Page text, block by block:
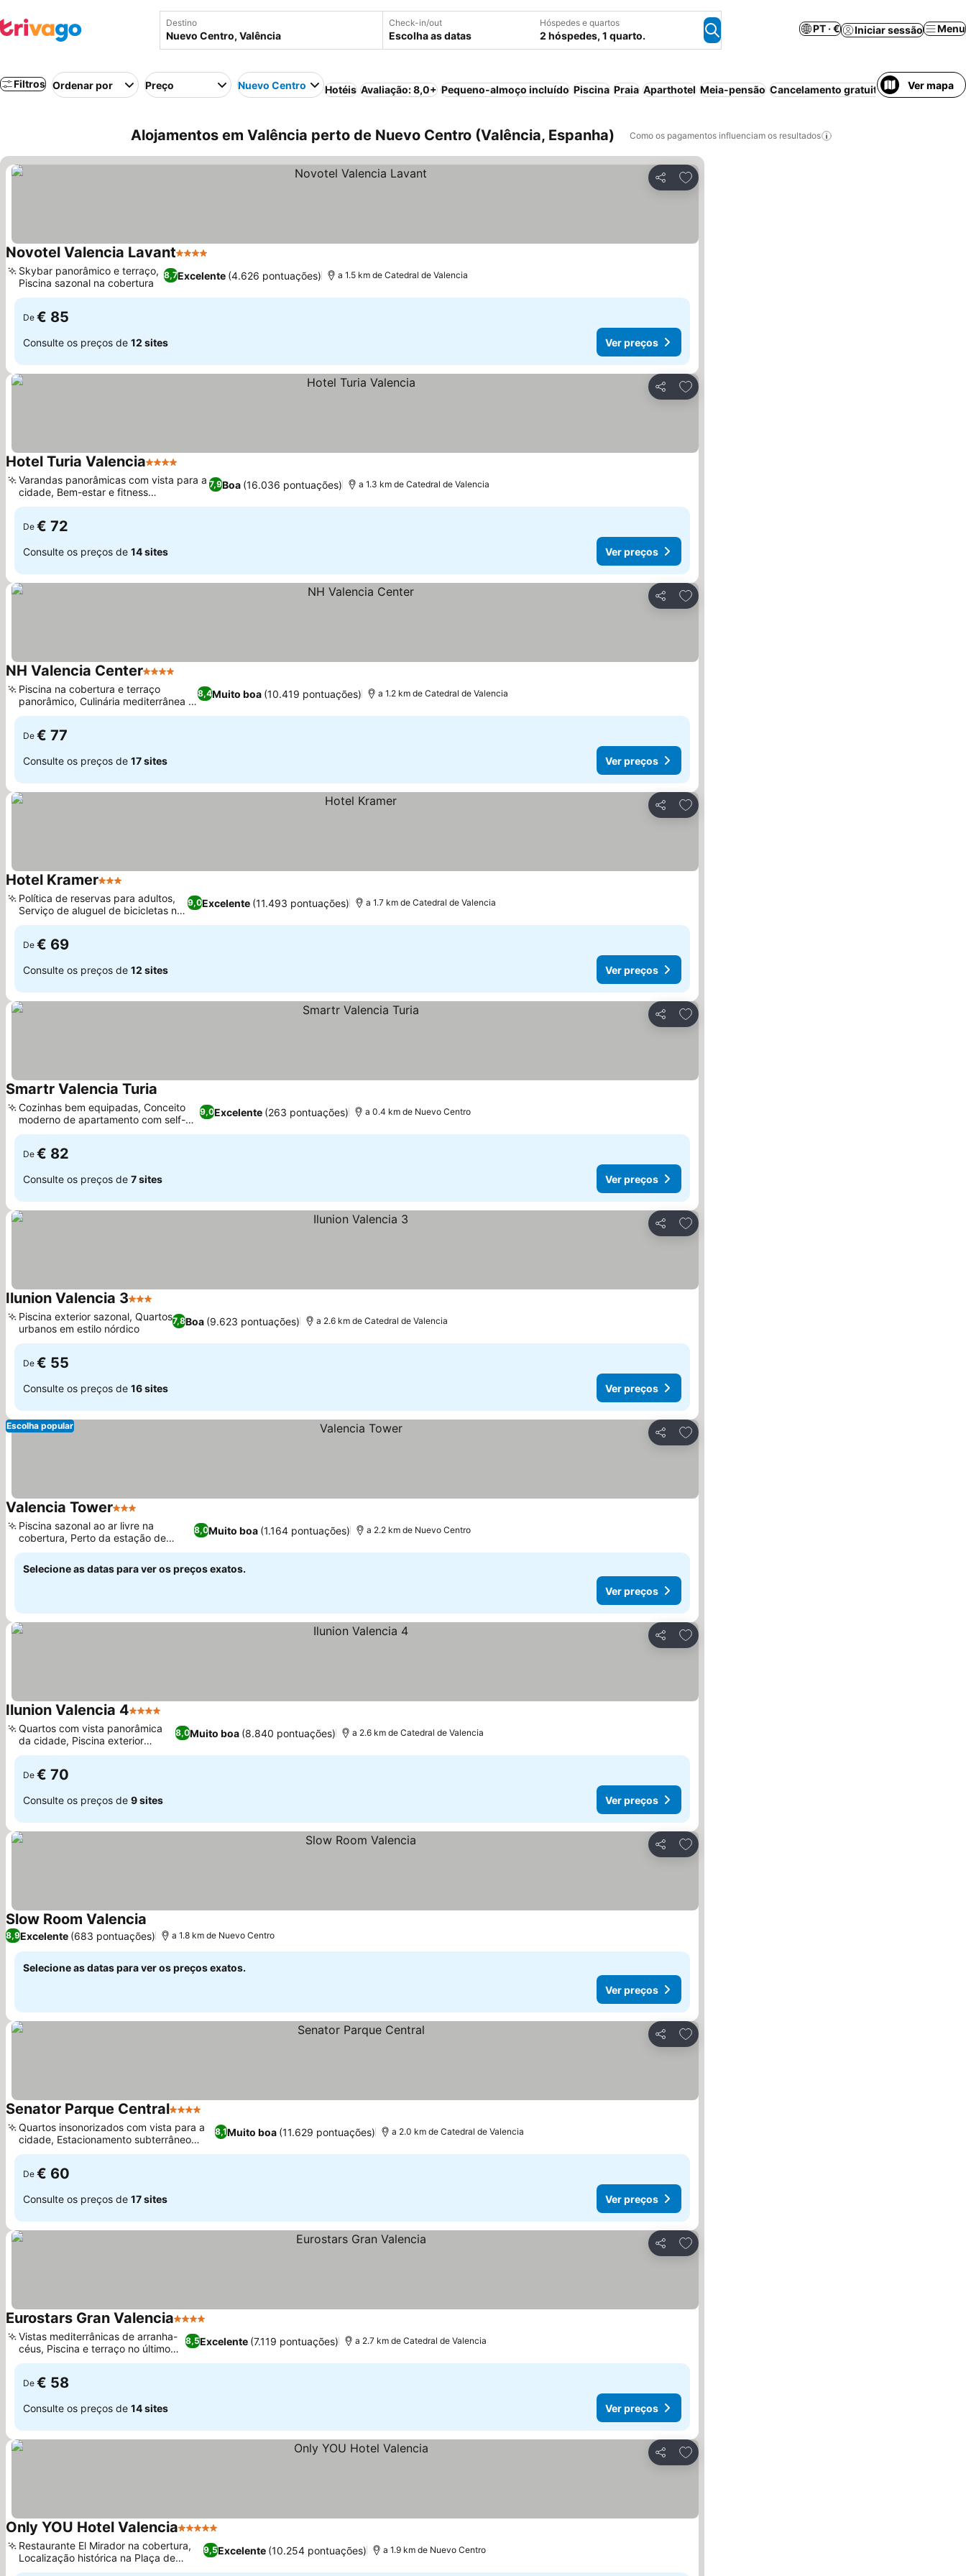
Destino Check-in/out
Escolha as datas
Hóspedes e quartos
2 hóspedes, 1 quarto.
PT · € Iniciar sessão Menu
Filtros Ordenar por Preço Nuevo Centro Hotéis Avaliação: 8,0+ Pequeno-almoço incluído Piscina Praia Aparthotel Meia-pensão Cancelamento gratuito Casa/Ver mapa
Alojamentos em Valência perto de Nuevo Centro (Valência, Espanha) Como os pagamentos influenciam os resultados
Partilhar
Adicionar aos favoritos
Novotel Valencia Lavant4 Estrelas
8,7Excelente (4.626 pontuações)
Skybar panorâmico e terraço,
Piscina sazonal na cobertura
a 1.5 km de Catedral de Valencia
De € 85
Consulte os preços de 12 sites Ver preços
Partilhar
Adicionar aos favoritos
Hotel Turia Valencia4 Estrelas
7,9Boa (16.036 pontuações)
Varandas panorâmicas com vista para a
cidade, Bem-estar e fitness
abrangentes
a 1.3 km de Catedral de Valencia
De € 72
Consulte os preços de 14 sites Ver preços
Partilhar
Adicionar aos favoritos
NH Valencia Center4 Estrelas
8,4Muito boa (10.419 pontuações)
Piscina na cobertura e terraço
panorâmico, Culinária mediterrânea e
internacional
a 1.2 km de Catedral de Valencia
De € 77
Consulte os preços de 17 sites Ver preços
Partilhar
Adicionar aos favoritos
Hotel Kramer3 Estrelas
9,0Excelente (11.493 pontuações)
Política de reservas para adultos,
Serviço de aluguel de bicicletas no
local
a 1.7 km de Catedral de Valencia
De € 69
Consulte os preços de 12 sites Ver preços
Partilhar
Adicionar aos favoritos
Smartr Valencia Turia
9,0Excelente (263 pontuações)
Cozinhas bem equipadas, Conceito
moderno de apartamento com self-
service
a 0.4 km de Nuevo Centro
De € 82
Consulte os preços de 7 sites Ver preços
Partilhar
Adicionar aos favoritos
Ilunion Valencia 33 Estrelas
7,8Boa (9.623 pontuações)
Piscina exterior sazonal, Quartos
urbanos em estilo nórdico
a 2.6 km de Catedral de Valencia
De € 55
Consulte os preços de 16 sites Ver preços
Partilhar
Adicionar aos favoritos
Escolha popular
Valencia Tower3 Estrelas
8,0Muito boa (1.164 pontuações)
Piscina sazonal ao ar livre na
cobertura, Perto da estação de
metrô Empalme
a 2.2 km de Nuevo Centro
Selecione as datas para ver os preços exatos.
Ver preços
Partilhar
Adicionar aos favoritos
Ilunion Valencia 44 Estrelas
8,0Muito boa (8.840 pontuações)
Quartos com vista panorâmica
da cidade, Piscina exterior
sazonal
a 2.6 km de Catedral de Valencia
De € 70
Consulte os preços de 9 sites Ver preços
Partilhar
Adicionar aos favoritos
Slow Room Valencia Ver preços
8,9Excelente (683 pontuações) a 1.8 km de Nuevo Centro
Selecione as datas para ver os preços exatos.
Ver preços
Partilhar
Adicionar aos favoritos
Senator Parque Central4 Estrelas
8,1Muito boa (11.629 pontuações)
Quartos insonorizados com vista para a
cidade, Estacionamento subterrâneo
seguro no local
a 2.0 km de Catedral de Valencia
De € 60
Consulte os preços de 17 sites Ver preços
Partilhar
Adicionar aos favoritos
Eurostars Gran Valencia4 Estrelas
8,5Excelente (7.119 pontuações)
Vistas mediterrânicas de arranha-
céus, Piscina e terraço no último
piso
a 2.7 km de Catedral de Valencia
De € 58
Consulte os preços de 14 sites Ver preços
Partilhar
Adicionar aos favoritos
Only YOU Hotel Valencia5 Estrelas
9,5Excelente (10.254 pontuações)
Restaurante El Mirador na cobertura,
Localização histórica na Plaça de
Rodrigo Botet
a 1.9 km de Nuevo Centro